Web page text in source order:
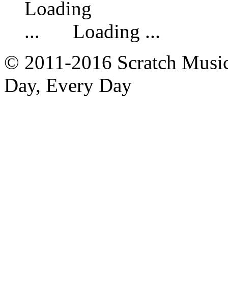
Loading ...
© 2011-2016 Scratch
Day, Every Day